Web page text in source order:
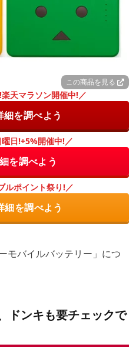
この商品を見る
天マラソン開催中!／
を調べよう
日!+5%開催中!／
を調べよう
ルポイント祭り!／
を調べよう
モバイルバッテリー」につ
ドンキも要チェックで